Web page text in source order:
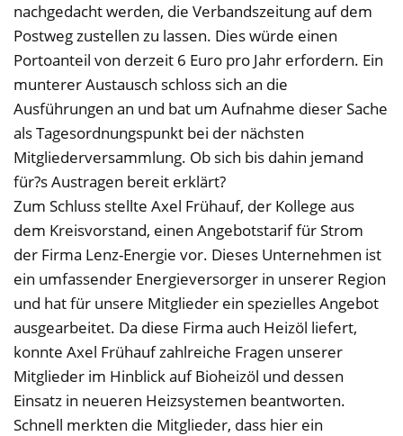
nachgedacht werden, die Verbandszeitung auf dem
Postweg zustellen zu lassen. Dies würde einen
Portoanteil von derzeit 6 Euro pro Jahr erfordern. Ein
munterer Austausch schloss sich an die
Ausführungen an und bat um Aufnahme dieser Sache
als Tagesordnungspunkt bei der nächsten
Mitgliederversammlung. Ob sich bis dahin jemand
für?s Austragen bereit erklärt?
Zum Schluss stellte Axel Frühauf, der Kollege aus
dem Kreisvorstand, einen Angebotstarif für Strom
der Firma Lenz-Energie vor. Dieses Unternehmen ist
ein umfassender Energieversorger in unserer Region
und hat für unsere Mitglieder ein spezielles Angebot
ausgearbeitet. Da diese Firma auch Heizöl liefert,
konnte Axel Frühauf zahlreiche Fragen unserer
Mitglieder im Hinblick auf Bioheizöl und dessen
Einsatz in neueren Heizsystemen beantworten.
Schnell merkten die Mitglieder, dass hier ein